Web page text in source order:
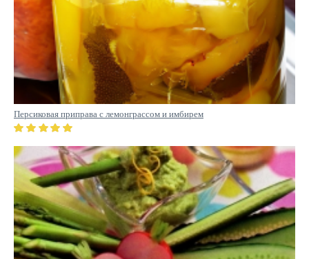
Персиковая приправа с лемонграссом и имбирем